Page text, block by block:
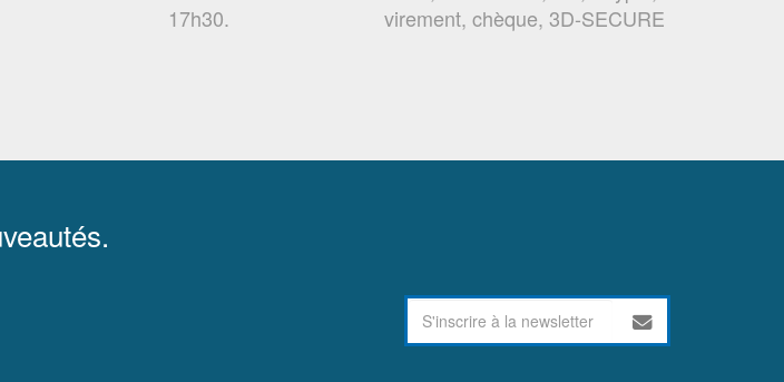
17h30.
virement, chèque, 3D-SECURE